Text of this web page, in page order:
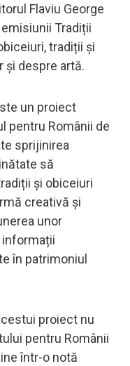
Flaviu George
Tradiții
tradiții și
și despre artă.
un proiect
pentru Românii de
sprijinirea
să
și obiceiuri
creativă și
unor
informații
în patrimoniul
proiect nu
pentru Românii
într-o notă